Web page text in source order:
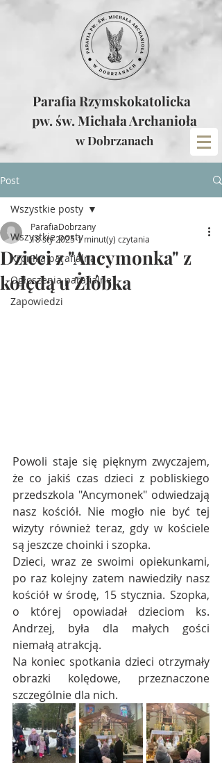
Parafia Rzymskokatolicka
pw. św. Michała Archanioła
w Dobrzanach
Post
Wszystkie posty
Kronika parafialna
Ogłoszenia parafialne
Zapowiedzi
Wszystkie posty
Dzieci z "Ancymonka" z
kolędą u Żłóbka
ParafiaDobrzany
18 sty 2025 1 minut(y) czytania
Powoli staje się pięknym zwyczajem,
że co jakiś czas dzieci z pobliskiego
przedszkola "Ancymonek" odwiedzają
nasz kościół. Nie mogło nie być tej
wizyty również teraz, gdy w kościele
są jeszcze choinki i szopka.
Dzieci, wraz ze swoimi opiekunkami,
po raz kolejny zatem nawiedziły nasz
kościół w środę, 15 stycznia. Szopka,
o której opowiadał dzieciom ks.
Andrzej, była dla małych gości
niemałą atrakcją.
Na koniec spotkania dzieci otrzymały
obrazki kolędowe, przeznaczone
szczególnie dla nich.